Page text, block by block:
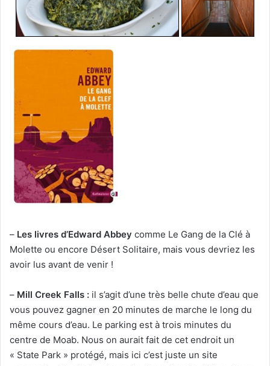
– Les livres d’Edward Abbey comme Le Gang de la Clé à
Molette ou encore Désert Solitaire, mais vous devriez les
avoir lus avant de venir !
– Mill Creek Falls : il s’agit d’une très belle chute d’eau que
vous pouvez gagner en 20 minutes de marche le long du
même cours d’eau. Le parking est à trois minutes du
centre de Moab. Nous on aurait fait de cet endroit un
« State Park » protégé, mais ici c’est juste un site